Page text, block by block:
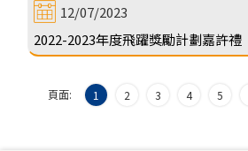
12/07/2023
2022-2023年度飛躍獎勵計劃嘉許禮
頁面: 1 2 3 4 5